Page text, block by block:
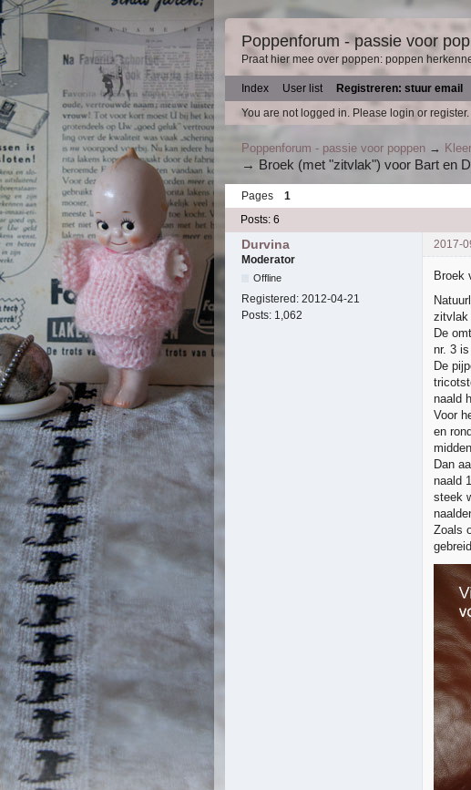
Poppenforum - passie voor
Praat hier mee over poppen: poppen
Index User list Registreren: stuur email
You are not logged in. Please login or register.
Poppenforum - passie voor poppen →
→ Broek (met "zitvlak") voor Bart en
Pages 1
Posts: 6
Durvina 2017-
Moderator
Offline
Registered: 2012-04-21
Posts: 1,062
Broek
zitvlak
De
nr. 3
De
naald
Voor
en
Dan
naald
steek
Zoals